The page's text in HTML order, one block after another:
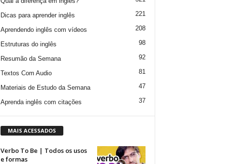
Dicas para aprender inglês 221
Aprendendo inglês com vídeos 208
Estruturas do inglês 98
Resumão da Semana 92
Textos Com Audio 81
Materiais de Estudo da Semana 47
Aprenda inglês com citações 37
MAIS ACESSADOS
Verbo To Be | Todos os usos
e formas